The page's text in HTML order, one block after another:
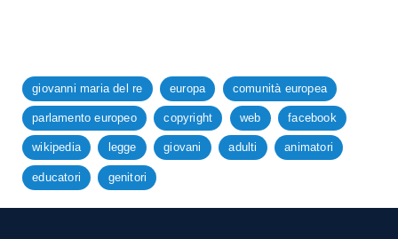
giovanni maria del re europa comunità europea
parlamento europeo copyright web facebook
wikipedia legge giovani adulti animatori
educatori genitori